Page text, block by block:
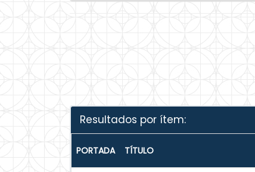
Resultados por ítem:
PORTADA TÍTULO